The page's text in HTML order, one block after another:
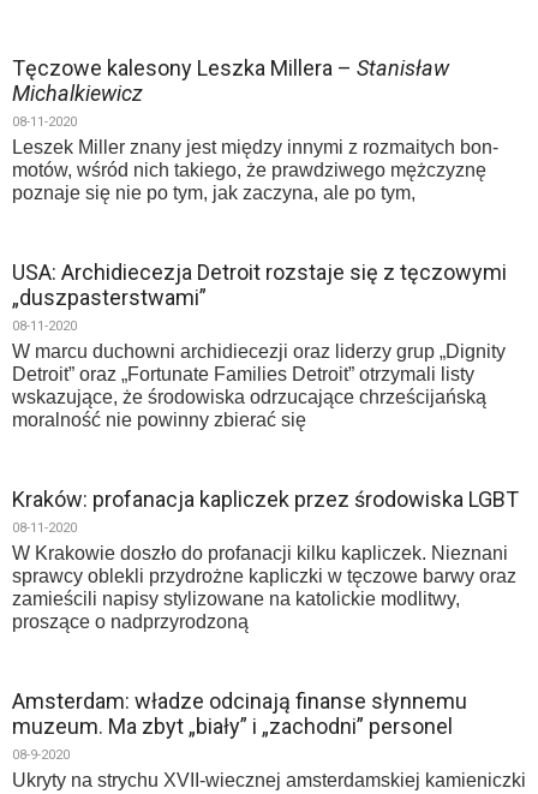
Tęczowe kalesony Leszka Millera – Stanisław
Michalkiewicz
08-11-2020
Leszek Miller znany jest między innymi z rozmaitych bon-
motów, wśród nich takiego, że prawdziwego mężczyznę
poznaje się nie po tym, jak zaczyna, ale po tym,
USA: Archidiecezja Detroit rozstaje się z tęczowymi
„duszpasterstwami”
08-11-2020
W marcu duchowni archidiecezji oraz liderzy grup „Dignity
Detroit” oraz „Fortunate Families Detroit” otrzymali listy
wskazujące, że środowiska odrzucające chrześcijańską
moralność nie powinny zbierać się
Kraków: profanacja kapliczek przez środowiska LGBT
08-11-2020
W Krakowie doszło do profanacji kilku kapliczek. Nieznani
sprawcy oblekli przydrożne kapliczki w tęczowe barwy oraz
zamieścili napisy stylizowane na katolickie modlitwy,
proszące o nadprzyrodzoną
Amsterdam: władze odcinają finanse słynnemu
muzeum. Ma zbyt „biały” i „zachodni” personel
08-9-2020
Ukryty na strychu XVII-wiecznej amsterdamskiej kamieniczki